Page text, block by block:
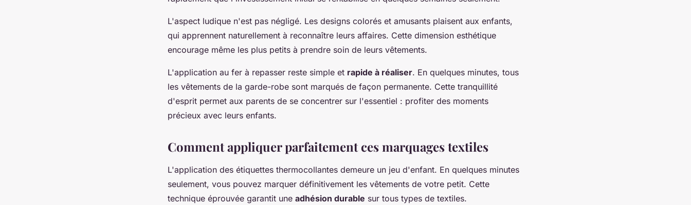
L'aspect ludique n'est pas négligé. Les designs colorés et amusants plaisent aux enfants,
qui apprennent naturellement à reconnaître leurs affaires. Cette dimension esthétique
encourage même les plus petits à prendre soin de leurs vêtements.
L'application au fer à repasser reste simple et rapide à réaliser. En quelques minutes, tous
les vêtements de la garde-robe sont marqués de façon permanente. Cette tranquillité
d'esprit permet aux parents de se concentrer sur l'essentiel : profiter des moments
précieux avec leurs enfants.
Comment appliquer parfaitement ces marquages textiles
L'application des étiquettes thermocollantes demeure un jeu d'enfant. En quelques minutes
seulement, vous pouvez marquer définitivement les vêtements de votre petit. Cette
technique éprouvée garantit une adhésion durable sur tous types de textiles.